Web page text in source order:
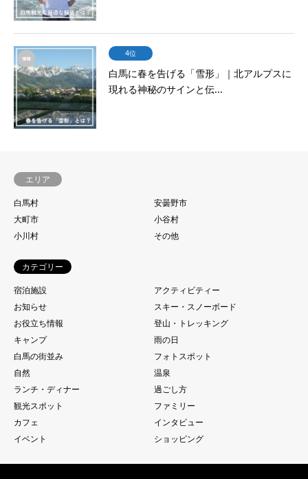
4位
白馬に春を告げる「雪形」｜北アルプスに
現れる神秘のサインと伝...
エリア
白馬村
安曇野市
大町市
小谷村
小川村
その他
カテゴリー
宿泊施設
アクティビティー
お知らせ
スキー・スノーボード
お役立ち情報
登山・トレッキング
キャンプ
雨の日
白馬の街並み
フォトスポット
自然
温泉
ランチ・ディナー
過ごし方
観光スポット
ファミリー
カフェ
インタビュー
イベント
ショッピング